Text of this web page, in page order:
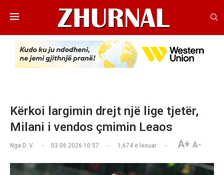
Kërkoi largimin drejt një lige tjetër,
Milani i vendos çmimin Leaos
Nga D. V. 03.06.2026 10:57 1,674 e lexuar A+ A-